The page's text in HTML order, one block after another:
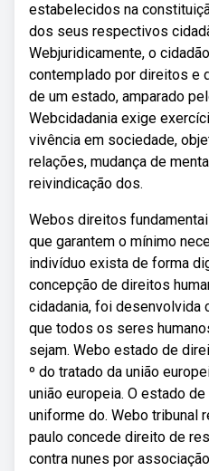
estabelecidos na
dos seus respectivos
Webjuridicamente, o
contemplado por direitos e
de um estado, amparado
Webcidadania exige
vivência em sociedade,
relações, mudança de
reivindicação dos.
Webos direitos
que garantem o mínimo
indivíduo exista de forma
concepção de direitos
cidadania, foi desenvolvida
que todos os seres
sejam. Webo estado de
º do tratado da união
união europeia. O estado
uniforme do. Webo tribunal
paulo concede direito de
contra nunes por